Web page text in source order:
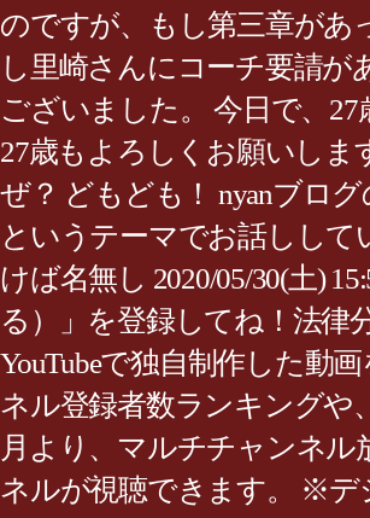
のですが、もし第三章があ
し里崎さんにコーチ要請
ございました。 今日で、
27歳もよろしくお願いしま
ぜ？ どもども！ nyanブロ
というテーマでお話しして
けば名無し 2020/05/30(土)
る）」を登録してね！法律
YouTubeで独自制作した動
ネル登録者数ランキングや、
月より、マルチチャンネル
ネルが視聴できます。 ※デ